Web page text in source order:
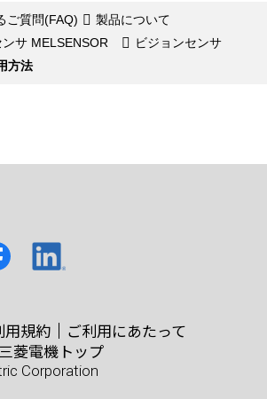
ご質問(FAQ)
製品について
ンサ MELSENSOR
ビジョンセンサ
方法
用規約
ご利用にあたって
三菱電機トップ
Corporation